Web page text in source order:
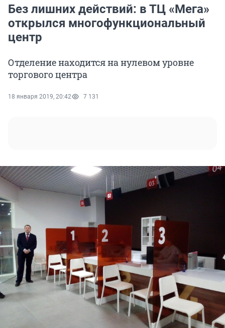
Без лишних действий: в ТЦ «Мега»
открылся многофункциональный
центр
Отделение находится на нулевом уровне
торгового центра
18 января 2019, 20:42 7 131